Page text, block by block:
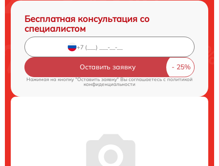
Бесплатная консультация со
специалистом
Оставить заявку
Нажимая на кнопку "Оставить заявку" Вы соглашаетесь cполитикой
конфиденциальности